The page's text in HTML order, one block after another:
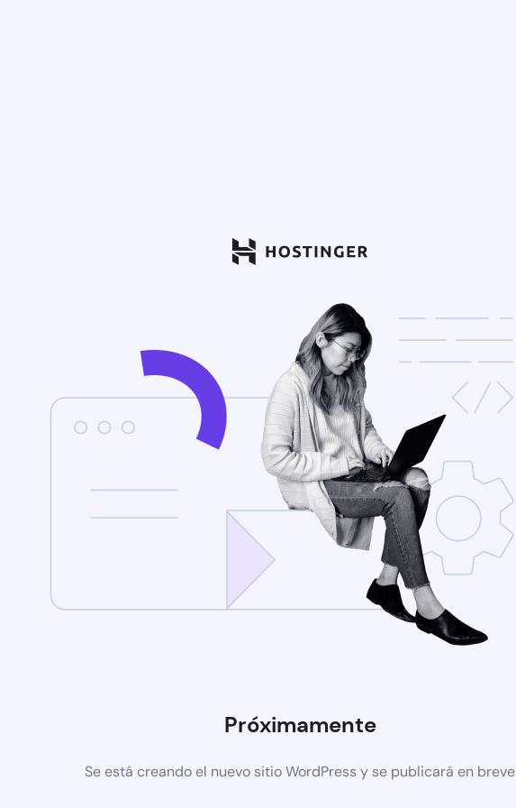
Próximamente
Se está creando el nuevo sitio WordPress y se publicará en breve